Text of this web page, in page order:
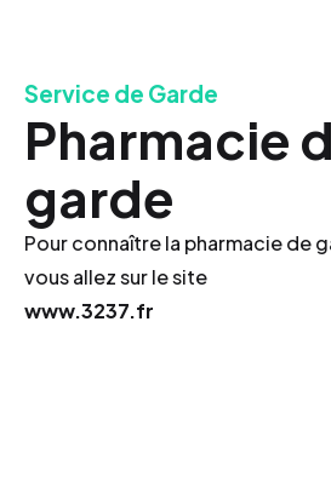
Service de Garde
Pharmacie
garde
Pour connaître la pharmacie de
vous allez sur le site
www.3237.fr